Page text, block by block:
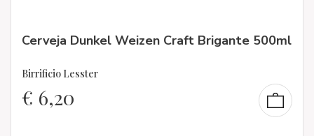
Cerveja Dunkel Weizen Craft Brigante 500ml
Birrificio Lesster
€ 6,20